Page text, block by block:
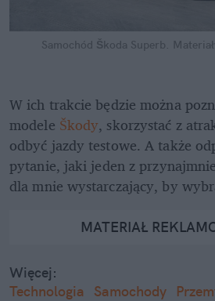
Samochód Škoda Superb.
W ich trakcie będzie można
modele Škody, skorzystać z
odbyć jazdy testowe. A także
pytanie, jaki jeden z
dla mnie wystarczający, by
MATERIAŁ
Więcej:
Technologia
Samochody